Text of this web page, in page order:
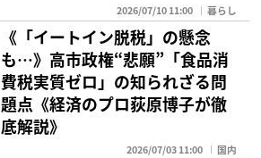
2026/07/10 11:00 暮らし
《「イートイン脱税」の懸念
も…》高市政権“悲願”「食品消
費税実質ゼロ」の知られざる問
題点《経済のプロ荻原博子が徹
底解説》
2026/07/03 11:00 国内